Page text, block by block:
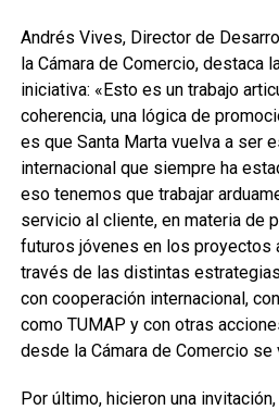
Andrés Vives, Director de
la Cámara de Comercio, destaca
iniciativa: «Esto es un trabajo
coherencia, una lógica de
es que Santa Marta vuelva a ser
internacional que siempre ha
eso tenemos que trabajar
servicio al cliente, en materia de
futuros jóvenes en los proyectos
través de las distintas
con cooperación internacional,
como TUMAP y con otras
desde la Cámara de Comercio se
Por último, hicieron una